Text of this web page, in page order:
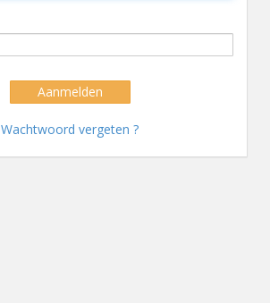
Aanmelden
Wachtwoord vergeten ?